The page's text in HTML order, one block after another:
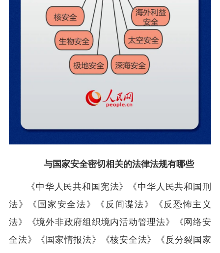
与国家安全密切相关的法律法规有哪些
《中华人民共和国宪法》《中华人民共和国刑
法》《国家安全法》《反间谍法》《反恐怖主义
法》《境外非政府组织境内活动管理法》《网络安
全法》《国家情报法》《核安全法》《反分裂国家